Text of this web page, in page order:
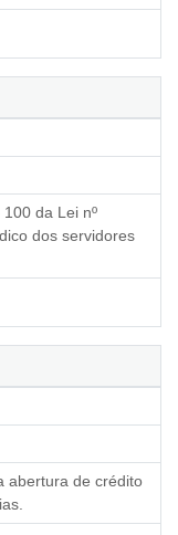
100 da Lei nº
dos servidores
abertura de crédito